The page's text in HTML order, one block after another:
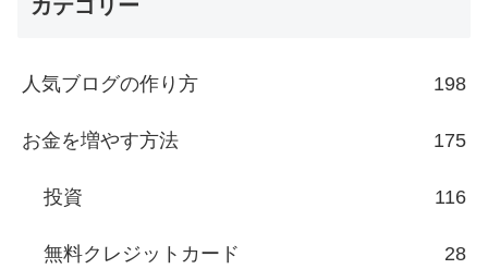
カテゴリー
人気ブログの作り方 198
お金を増やす方法 175
投資 116
無料クレジットカード 28